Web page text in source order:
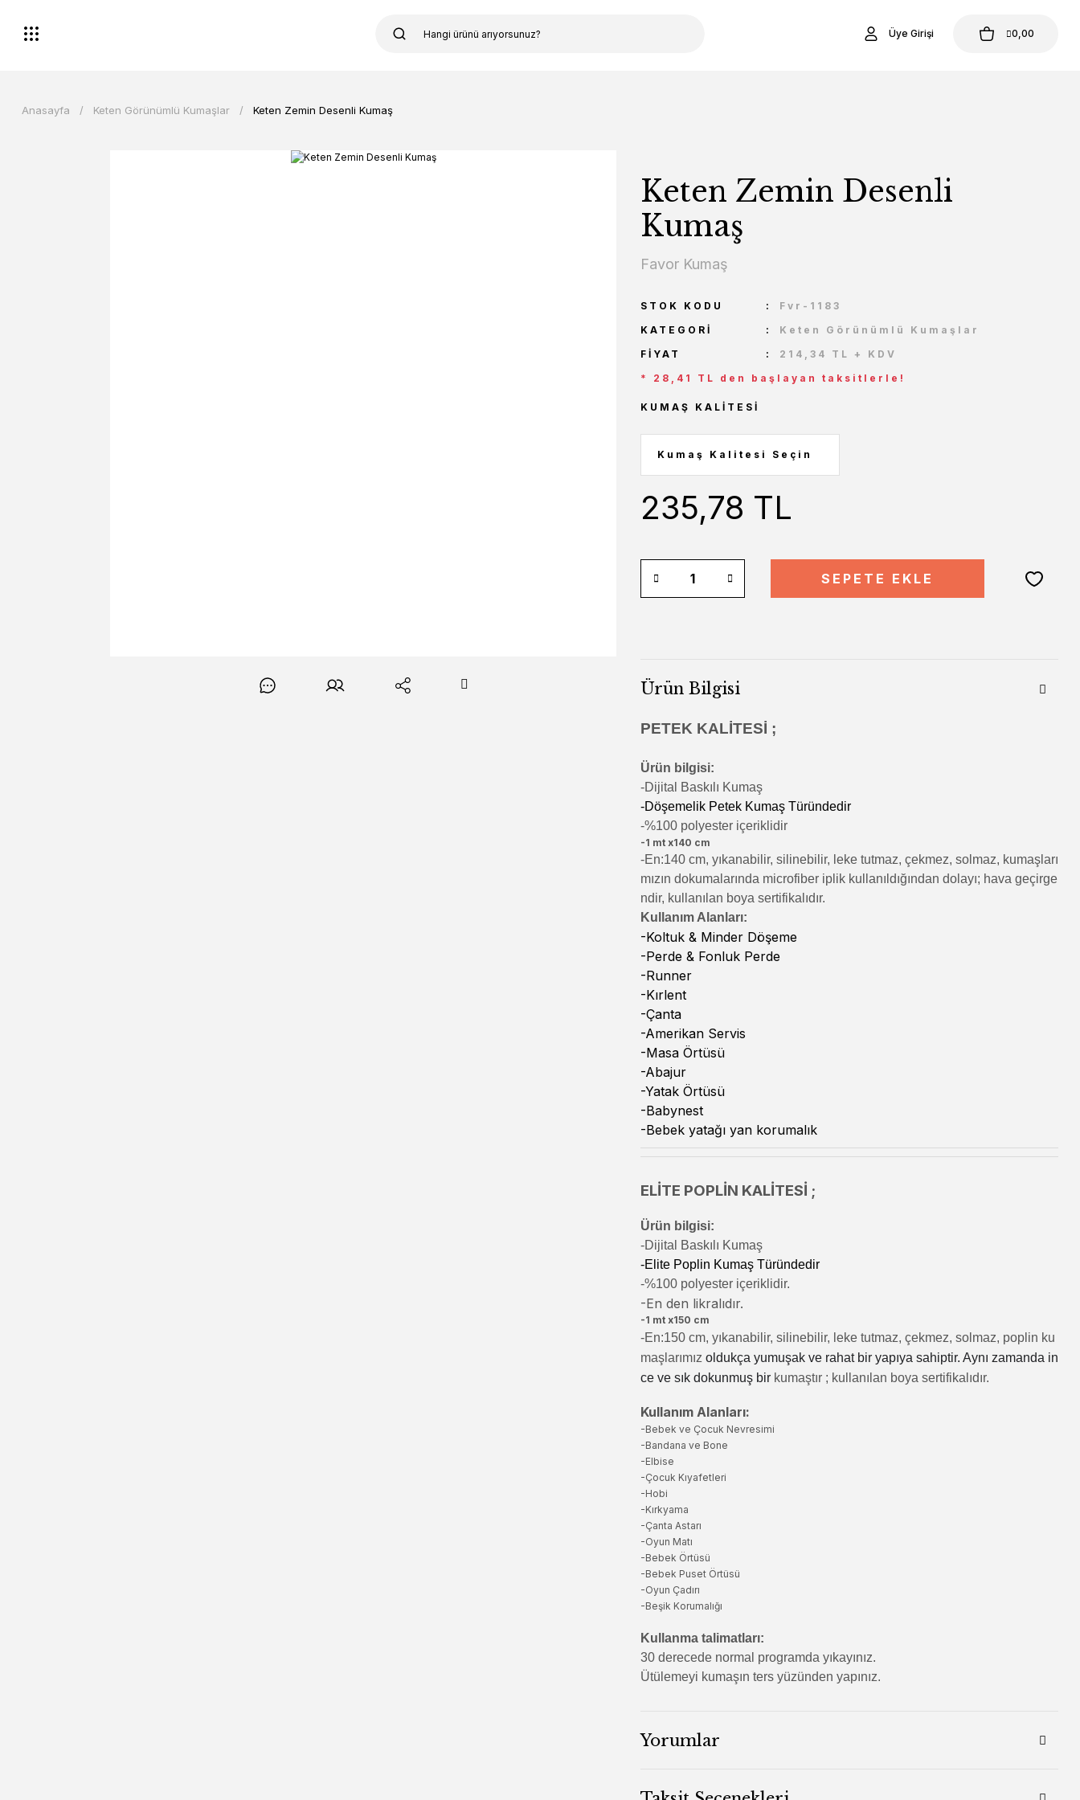
Üye Girişi 0,00
Anasayfa Keten Görünümlü Kumaşlar Keten Zemin Desenli Kumaş
Keten Zemin Desenli
Kumaş
Favor Kumaş
STOK KODU
Fvr-1183
KATEGORI
Keten Görünümlü Kumaşlar
FIYAT
214,34 TL + KDV
* 28,41 TL den başlayan taksitlerle!
KUMAŞ KALITESI
235,78 TL
SEPETE EKLE
Ürün Bilgisi
PETEK KALİTESİ ;
Ürün bilgisi:
-Dijital Baskılı Kumaş
-Döşemelik Petek Kumaş Türündedir
-%100 polyester içeriklidir
-1 mt x140 cm
-En:140 cm, yıkanabilir, silinebilir, leke tutmaz, çekmez, solmaz, kumaşları
mızın dokumalarında microfiber iplik kullanıldığından dolayı; hava geçirge
ndir, kullanılan boya sertifikalıdır.
Kullanım Alanları:
-Koltuk & Minder Döşeme
-Perde & Fonluk Perde
-Runner
-Kırlent
-Çanta
-Amerikan Servis
-Masa Örtüsü
-Abajur
-Yatak Örtüsü
-Babynest
-Bebek yatağı yan korumalık
ELİTE POPLİN KALİTESİ ;
Ürün bilgisi:
-Dijital Baskılı Kumaş
-Elite Poplin Kumaş Türündedir
-%100 polyester içeriklidir.
-En den likralıdır.
-1 mt x150 cm
-En:150 cm, yıkanabilir, silinebilir, leke tutmaz, çekmez, solmaz, poplin ku
maşlarımız oldukça yumuşak ve rahat bir yapıya sahiptir. Aynı zamanda in
ce ve sık dokunmuş bir kumaştır ; kullanılan boya sertifikalıdır.
Kullanım Alanları:
-Bebek ve Çocuk Nevresimi
-Bandana ve Bone
-Elbise
-Çocuk Kıyafetleri
-Hobi
-Kırkyama
-Çanta Astarı
-Oyun Matı
-Bebek Örtüsü
-Bebek Puset Örtüsü
-Oyun Çadırı
-Beşik Korumalığı
Kullanma talimatları:
30 derecede normal programda yıkayınız.
Ütülemeyi kumaşın ters yüzünden yapınız.
Yorumlar